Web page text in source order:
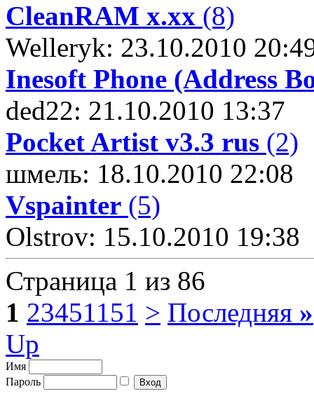
CleanRAM x.xx (8)
Welleryk: 23.10.2010
Inesoft Phone (Address
ded22: 21.10.2010 13:37
Pocket Artist v3.3 rus (2)
шмель: 18.10.2010 22:08
Vspainter (5)
Olstrov: 15.10.2010 19:38
Страница 1 из 86
1 23451151 > Последняя »
Up
Имя
Пароль